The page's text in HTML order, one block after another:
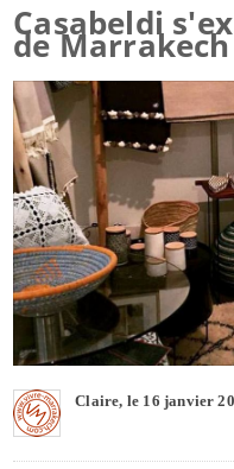
Casabeldi
de
Claire, le 16 janvier